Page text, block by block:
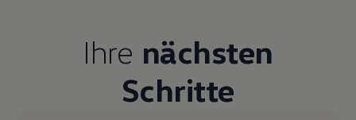
Volkswagen R
Pannen- und Unfallhilfe
Volkswagen Kundenbetreuung
Ihre nächsten
Schritte